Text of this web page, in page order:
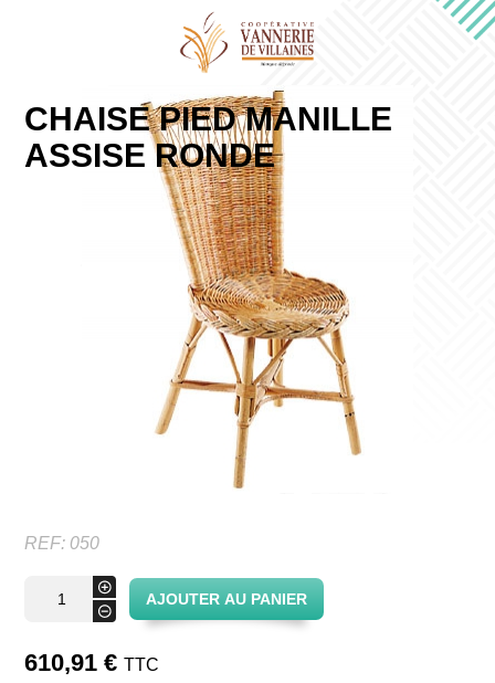
CHAISE PIED MANILLE
ASSISE RONDE
REF: 050
-
manille
assise
+
AJOUTER AU PANIER
610,91€ TTC